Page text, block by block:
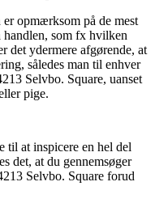
opmærksom på de mest
handlen, som fx hvilken
det ydermere afgørende, at
således man til enhver
Selvbo. Square, uanset
pige.
til at inspicere en hel del
det, at du gennemsøger
Selvbo. Square forud